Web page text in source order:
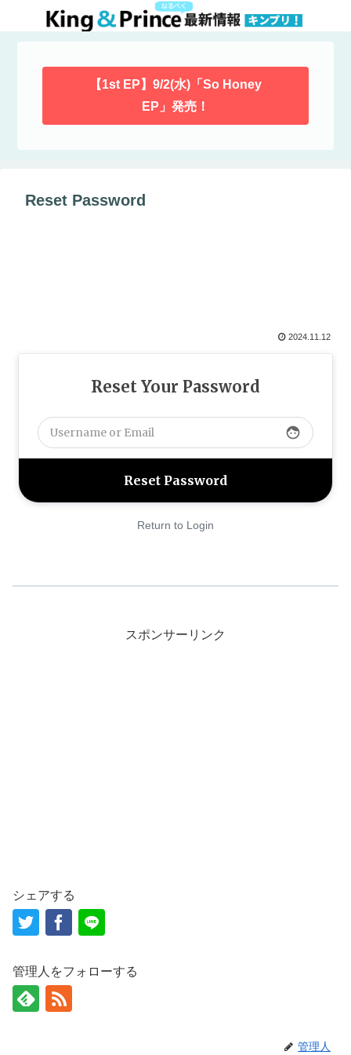
【1st EP】9/2(水)「So Honey
EP」発売！
Reset Password
2024.11.12
Reset Your Password
face
Return to Login
スポンサーリンク
シェアする
管理人をフォローする
管理人